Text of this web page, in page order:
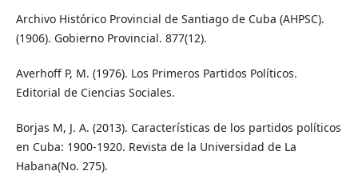
Archivo Histórico Provincial de Santiago de Cuba (AHPSC).
(1906). Gobierno Provincial. 877(12).
Averhoff P, M. (1976). Los Primeros Partidos Políticos.
Editorial de Ciencias Sociales.
Borjas M, J. A. (2013). Características de los partidos políticos
en Cuba: 1900-1920. Revista de la Universidad de La
Habana(No. 275).